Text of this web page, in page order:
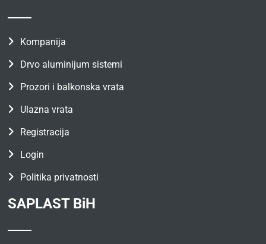
Kompanija
Drvo aluminijum sistemi
Prozori i balkonska vrata
Ulazna vrata
Registracija
Login
Politika privatnosti
SAPLAST BiH